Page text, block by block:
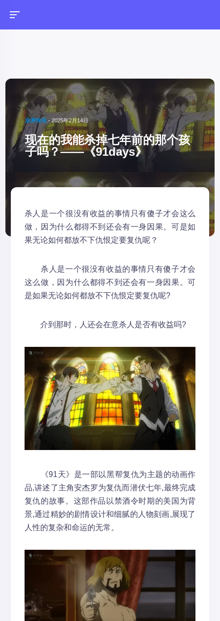
业界快讯-2025年2月14日
现在的我能杀掉七年前的那个孩
子吗？——《91days》
杀人是一个很没有收益的事情只有傻子才会这么
做，因为什么都得不到还会有一身因果。可是如
果无论如何都放不下仇恨定要复仇呢？
杀人是一个很没有收益的事情只有傻子才会
这么做，因为什么都得不到还会有一身因果。可
是如果无论如何都放不下仇恨定要复仇呢?
介到那时，人还会在意杀人是否有收益吗?
《91天》是一部以黑帮复仇为主题的动画作
品,讲述了主角安杰罗为复仇而潜伏七年,最终完成
复仇的故事。这部作品以禁酒令时期的美国为背
景,通过精妙的剧情设计和细腻的人物刻画,展现了
人性的复杂和命运的无常。